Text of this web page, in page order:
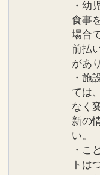
・幼
食事
場合
前払
があ
・施
ては
なく
新の
い。
・こ
トは